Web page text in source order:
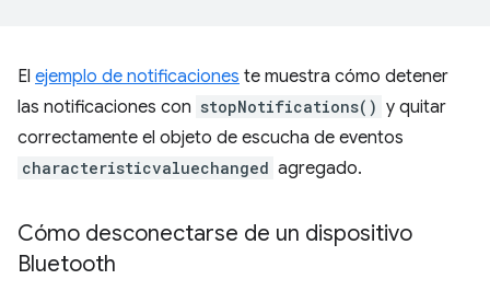
El ejemplo de notificaciones te muestra cómo detener
las notificaciones con stopNotifications() y quitar
correctamente el objeto de escucha de eventos
characteristicvaluechanged agregado.
Cómo desconectarse de un dispositivo
Bluetooth